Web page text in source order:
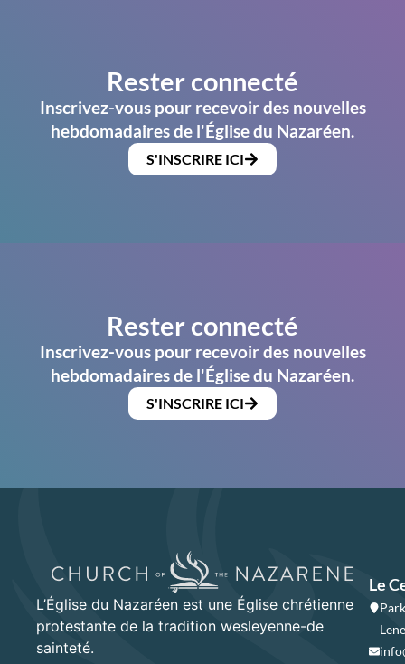
Rester connecté
Inscrivez-vous pour recevoir des nouvelles
hebdomadaires de l'Église du Nazaréen.
S'INSCRIRE ICI
Rester connecté
Inscrivez-vous pour recevoir des nouvelles
hebdomadaires de l'Église du Nazaréen.
S'INSCRIRE ICI
L’Église du Nazaréen est une Église chrétienne
protestante de la tradition wesleyenne-de
sainteté.
Le